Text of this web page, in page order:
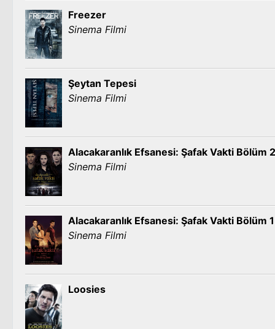
Freezer
Sinema Filmi
Şeytan Tepesi
Sinema Filmi
Alacakaranlık Efsanesi: Şafak Vakti Bölüm 2
Sinema Filmi
Alacakaranlık Efsanesi: Şafak Vakti Bölüm 1
Sinema Filmi
Loosies